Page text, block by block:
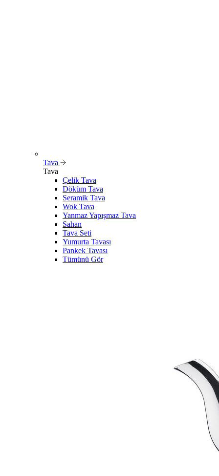
Tava
Tava
Çelik Tava
Döküm Tava
Seramik Tava
Wok Tava
Yanmaz Yapışmaz Tava
Sahan
Tava Seti
Yumurta Tavası
Pankek Tavası
Tümünü Gör